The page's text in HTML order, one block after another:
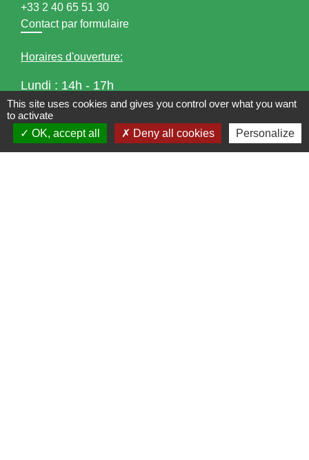
+33 2 40 65 51 30
Contact par formulaire
Horaires d'ouverture:
Lundi : 14h - 17h
Mardi : 8h30 - 13h / 14h - 17h
Mercredi : 8h30 - 13h
Jeudi : 8h30 - 13h
Vendredi : 8h30 - 13h / 14h - 17h
This site uses cookies and gives you control over what you want
to activate
OK, accept all
Deny all cookies Personalize